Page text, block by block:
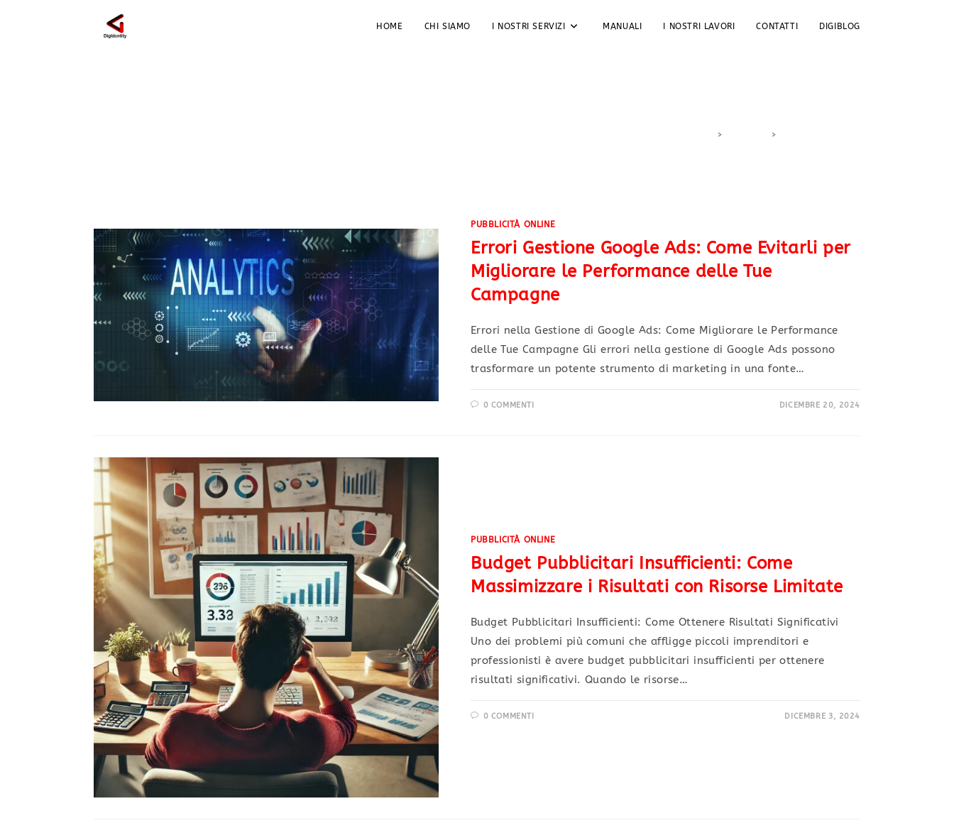
HOME CHI SIAMO I NOSTRI SERVIZI MANUALI I NOSTRI LAVORI CONTATTI DIGIBLOG
> >
PUBBLICITÀ ONLINE
Errori Gestione Google Ads: Come Evitarli per
Migliorare le Performance delle Tue
Campagne
Errori nella Gestione di Google Ads: Come Migliorare le Performance
delle Tue Campagne Gli errori nella gestione di Google Ads possono
trasformare un potente strumento di marketing in una fonte…
0 COMMENTI DICEMBRE 20, 2024
PUBBLICITÀ ONLINE
Budget Pubblicitari Insufficienti: Come
Massimizzare i Risultati con Risorse Limitate
Budget Pubblicitari Insufficienti: Come Ottenere Risultati Significativi
Uno dei problemi più comuni che affligge piccoli imprenditori e
professionisti è avere budget pubblicitari insufficienti per ottenere
risultati significativi. Quando le risorse…
0 COMMENTI DICEMBRE 3, 2024